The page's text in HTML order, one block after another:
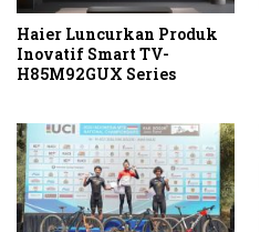
Haier Luncurkan Produk
Inovatif Smart TV-
H85M92GUX Series